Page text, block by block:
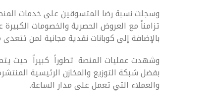
تزامناً مع العروض الحصرية والخصومات
بالإضافة إلى كوبانات نقدية مجانية لمن تتعدى
بفضل شبكة التوزيع والمخازن الرئيسية
والعملاء التي تعمل على مدار الساعة.